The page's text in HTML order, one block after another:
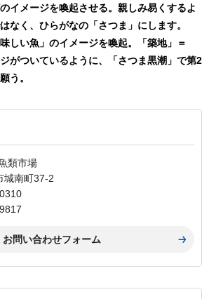
イメージを喚起させる。親しみ易くするよ
なく、ひらがなの「さつま」にします。
しい魚」のイメージを喚起。「築地」＝
がついているように、「さつま黒潮」で第2
う。
類市場
城南町37-2